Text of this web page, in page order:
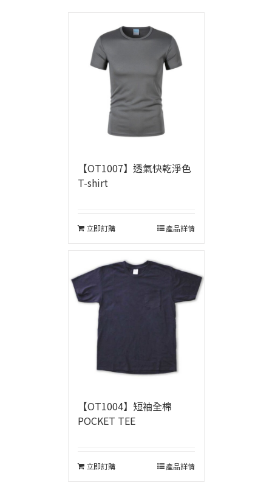
【OT1007】透氣快乾淨色
T-shirt
立即訂購 產品詳情
【OT1004】短袖全棉
POCKET TEE
立即訂購 產品詳情